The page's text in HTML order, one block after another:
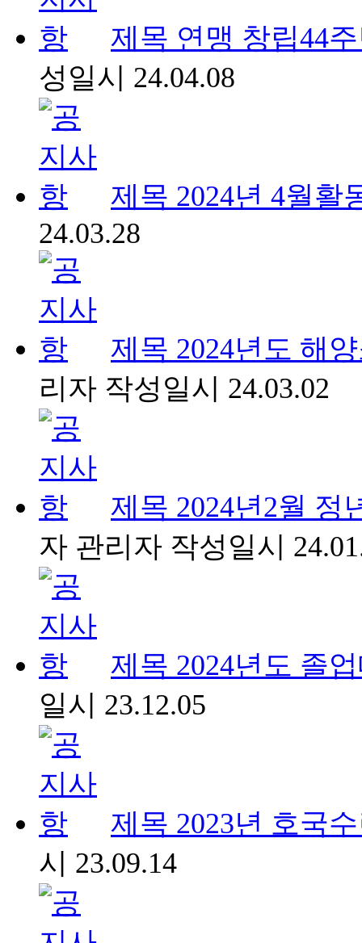
제목 연맹 창립44
성일시 24.04.08
제목 2024년 4월활
24.03.28
제목 2024년도 해
리자 작성일시 24.03.02
제목 2024년2월 정
자 관리자 작성일시
제목 2024년도 졸
일시 23.12.05
제목 2023년 호국
시 23.09.14